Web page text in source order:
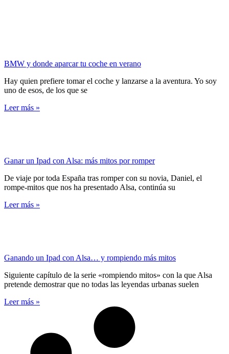
BMW y donde aparcar tu coche en verano
Hay quien prefiere tomar el coche y lanzarse a la aventura. Yo soy
uno de esos, de los que se
Leer más »
Ganar un Ipad con Alsa: más mitos por romper
De viaje por toda España tras romper con su novia, Daniel, el
rompe-mitos que nos ha presentado Alsa, continúa su
Leer más »
Ganando un Ipad con Alsa… y rompiendo más mitos
Siguiente capítulo de la serie «rompiendo mitos» con la que Alsa
pretende demostrar que no todas las leyendas urbanas suelen
Leer más »